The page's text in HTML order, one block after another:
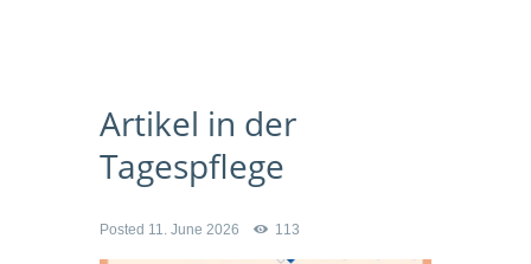
Artikel in der
Tagespflege
Posted 11. June 2026 113